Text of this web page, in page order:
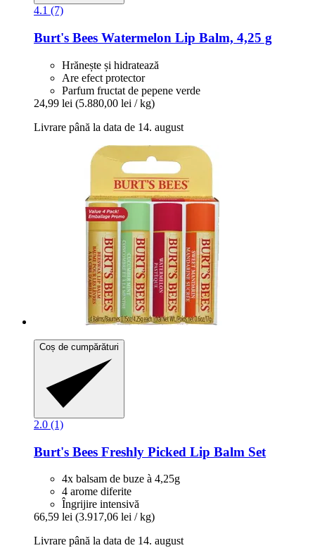
4.1 (7)
Burt's Bees Watermelon Lip Balm, 4,25 g
Hrănește și hidratează
Are efect protector
Parfum fructat de pepene verde
24,99 lei (5.880,00 lei / kg)
Livrare până la data de 14. august
Coș de cumpărături
2.0 (1)
Burt's Bees Freshly Picked Lip Balm Set
4x balsam de buze à 4,25g
4 arome diferite
Îngrijire intensivă
66,59 lei (3.917,06 lei / kg)
Livrare până la data de 14. august